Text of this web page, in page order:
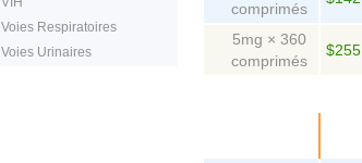
Voies Respiratoires
Voies Urinaires
comprimés
5mg × 360
comprimés